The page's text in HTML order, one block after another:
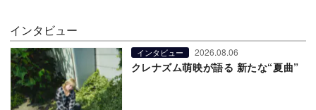
インタビュー
インタビュー 2026.08.06
クレナズム萌映が語る 新たな“夏曲”